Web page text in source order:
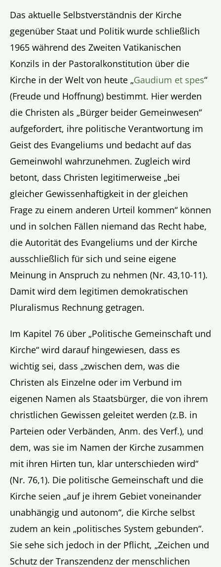
Das aktuelle Selbstverständnis der Kirche
gegenüber Staat und Politik wurde schließlich
1965 während des Zweiten Vatikanischen
Konzils in der Pastoralkonstitution über die
Kirche in der Welt von heute „Gaudium et spes“
(Freude und Hoffnung) bestimmt. Hier werden
die Christen als „Bürger beider Gemeinwesen“
aufgefordert, ihre politische Verantwortung im
Geist des Evangeliums und bedacht auf das
Gemeinwohl wahrzunehmen. Zugleich wird
betont, dass Christen legitimerweise „bei
gleicher Gewissenhaftigkeit in der gleichen
Frage zu einem anderen Urteil kommen“ können
und in solchen Fällen niemand das Recht habe,
die Autorität des Evangeliums und der Kirche
ausschließlich für sich und seine eigene
Meinung in Anspruch zu nehmen (Nr. 43,10-11).
Damit wird dem legitimen demokratischen
Pluralismus Rechnung getragen.
Im Kapitel 76 über „Politische Gemeinschaft und
Kirche“ wird darauf hingewiesen, dass es
wichtig sei, dass „zwischen dem, was die
Christen als Einzelne oder im Verbund im
eigenen Namen als Staatsbürger, die von ihrem
christlichen Gewissen geleitet werden (z.B. in
Parteien oder Verbänden, Anm. des Verf.), und
dem, was sie im Namen der Kirche zusammen
mit ihren Hirten tun, klar unterschieden wird“
(Nr. 76,1). Die politische Gemeinschaft und die
Kirche seien „auf je ihrem Gebiet voneinander
unabhängig und autonom“, die Kirche selbst
zudem an kein „politisches System gebunden“.
Sie sehe sich jedoch in der Pflicht, „Zeichen und
Schutz der Transzendenz der menschlichen